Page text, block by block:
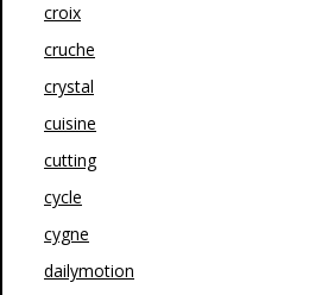
croix
cruche
crystal
cuisine
cutting
cycle
cygne
dailymotion